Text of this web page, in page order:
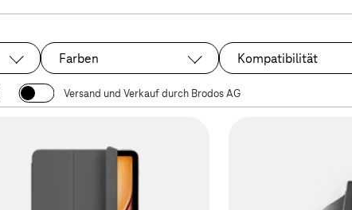
Farben Kompatibilität
Versand und Verkauf durch Brodos AG